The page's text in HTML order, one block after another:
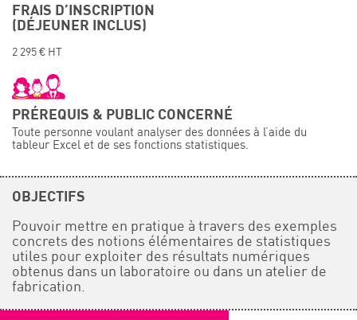
Contacts
FRAIS D’INSCRIPTION
(DÉJEUNER INCLUS)
2 295 € HT
PRÉREQUIS & PUBLIC CONCERNÉ
Toute personne voulant analyser des données à l’aide du
tableur Excel et de ses fonctions statistiques.
OBJECTIFS
Pouvoir mettre en pratique à travers des exemples
concrets des notions élémentaires de statistiques
utiles pour exploiter des résultats numériques
obtenus dans un laboratoire ou dans un atelier de
fabrication.